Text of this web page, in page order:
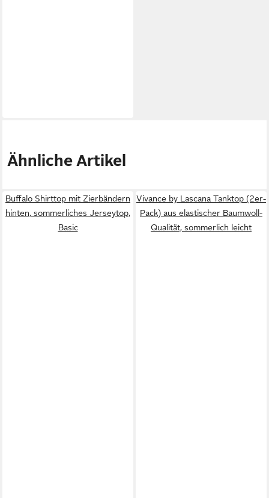
Ähnliche Artikel
Buffalo Shirttop mit Zierbändern
hinten, sommerliches Jerseytop,
Basic
Vivance by Lascana Tanktop (2er-
Pack) aus elastischer Baumwoll-
Qualität, sommerlich leicht